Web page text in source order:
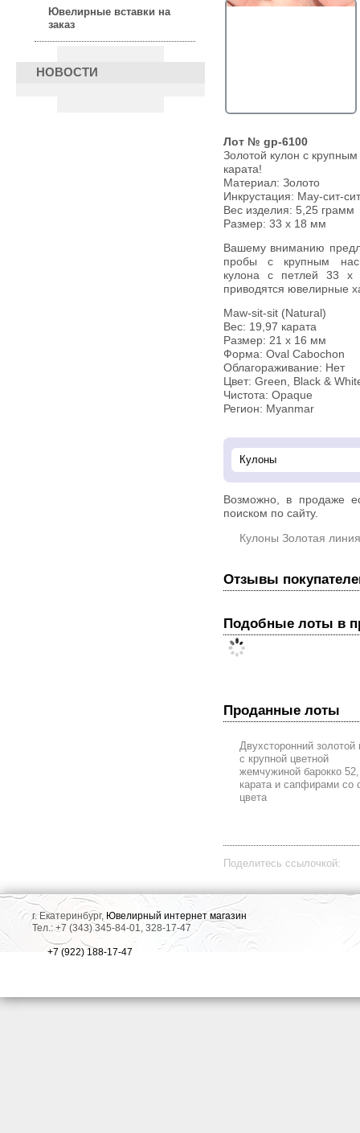
Ювелирные вставки на
заказ
НОВОСТИ
Лот № gp-6100
Золотой кулон с
карата!
Материал: Золото
Инкрустация: Мау-сит-сит
Вес изделия: 5,25 грамм
Размер: 33 х 18 мм
Вашему вниманию предлагается кулон из желтого золота 585
пробы с крупным
кулона с петлей 33
приводятся ювелирные
Maw-sit-sit (Natural)
Вес: 19,97 карата
Размер: 21 х 16 мм
Форма: Oval Cabochon
Облагораживание: Нет
Цвет: Green, Black &
Чистота: Opaque
Регион: Myanmar
Возможно, в продаже
поиском по сайту.
Кулоны Золотая линия
Отзывы
Подобные лоты в
Проданные лоты
Двухсторонний золотой
с крупной цветной
жемчужиной барокко
карата и сапфирами со
цвета
Поделитесь ссылочкой:
г. Екатеринбург, Ювелирный интернет магазин
Тел.: +7 (343) 345-84-01, 328-17-47
+7 (922) 188-17-47